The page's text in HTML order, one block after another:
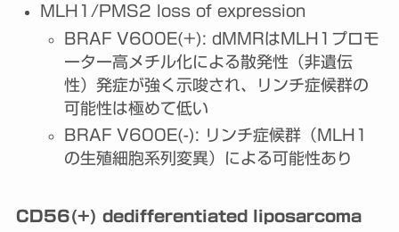
MLH1/PMS2 loss of expression
BRAF V600E(+): dMMRはMLH1プロモ
ーター高メチル化による散発性（非遺伝
性）発症が強く示唆され、リンチ症候群の
可能性は極めて低い
BRAF V600E(-): リンチ症候群（MLH1
の生殖細胞系列変異）による可能性あり
CD56(+) dedifferentiated liposarcoma